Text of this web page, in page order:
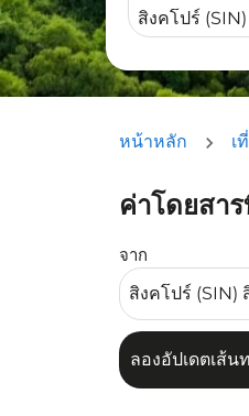
หน้าหลัก เ
ค่าโดยสา
จาก
ลองอัปเดตเส้
ลองอัปเดตเส้น